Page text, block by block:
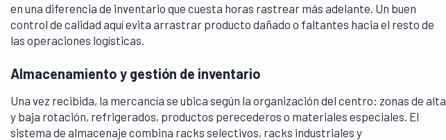
en una diferencia de inventario que cuesta horas rastrear más adelante. Un buen
control de calidad aquí evita arrastrar producto dañado o faltantes hacia el resto de
las operaciones logísticas.
Almacenamiento y gestión de inventario
Una vez recibida, la mercancía se ubica según la organización del centro: zonas de alta
y baja rotación, refrigerados, productos perecederos o materiales especiales. El
sistema de almacenaje combina racks selectivos, racks industriales y